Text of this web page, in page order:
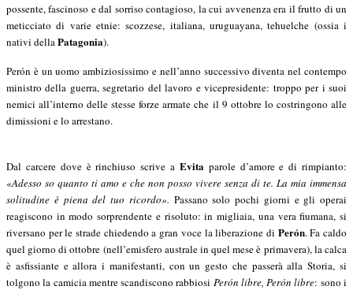
possente, fascinoso e dal sorriso contagioso, la cui avvenenza era il frutto di un
meticciato di varie etnie: scozzese, italiana, uruguayana, tehuelche (ossia i
nativi dellaPatagonia).
Perón è un uomo ambiziosissimo e nell’anno successivo diventa nel contempo
ministro della guerra, segretario del lavoro e vicepresidente: troppo per i suoi
nemici all’interno delle stesse forze armate che il 9 ottobre lo costringono alle
dimissioni e lo arrestano.
Dal carcere dove è rinchiuso scrive a Evitaparole d’amore e di rimpianto:
«Adesso so quanto ti amo e che non posso vivere senza di te. La mia immensa
solitudine è piena del tuo ricordo». Passano solo pochi giorni e gli operai
reagiscono in modo sorprendente e risoluto: in migliaia, una vera fiumana, si
riversano per le strade chiedendo a gran voce la liberazione di Perón. Fa caldo
quel giorno di ottobre (nell’emisfero australe in quel mese è primavera), la calca
è asfissiante e allora i manifestanti, con un gesto che passerà alla Storia, si
tolgono la camicia mentre scandiscono rabbiosi Perón libre, Perón libre: sono i